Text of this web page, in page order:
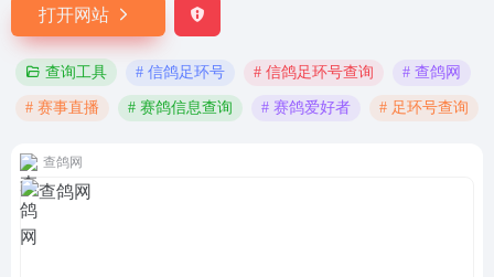
打开网站
查询工具 # 信鸽足环号 # 信鸽足环号查询 # 查鸽网
# 赛事直播 # 赛鸽信息查询 # 赛鸽爱好者 # 足环号查询
查鸽网